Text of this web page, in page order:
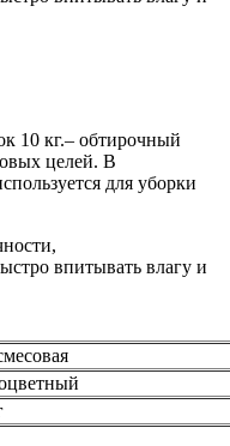
10 кг.– обтирочный
целей. В
для уборки
впитывать влагу и